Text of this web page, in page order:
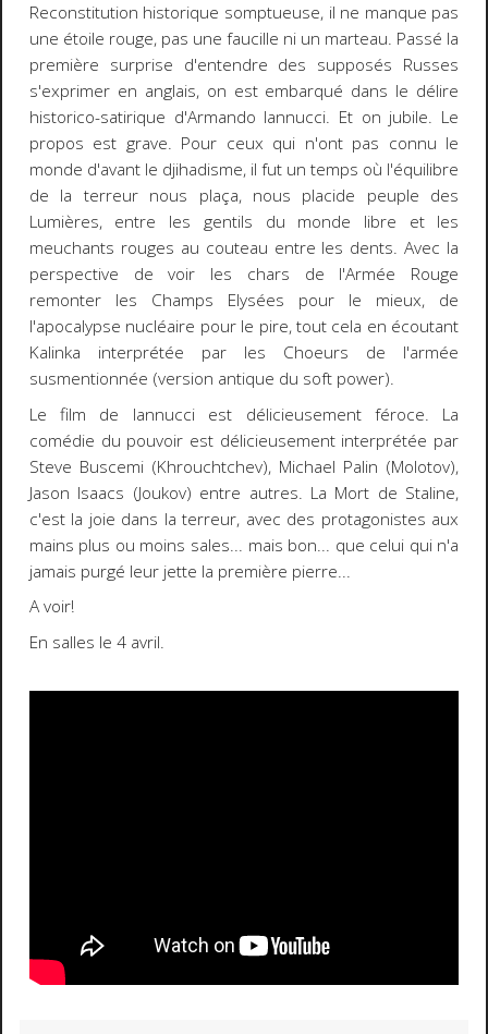
Reconstitution historique somptueuse, il ne manque pas
une étoile rouge, pas une faucille ni un marteau. Passé la
première surprise d'entendre des supposés Russes
s'exprimer en anglais, on est embarqué dans le délire
historico-satirique d'Armando Iannucci. Et on jubile. Le
propos est grave. Pour ceux qui n'ont pas connu le
monde d'avant le djihadisme, il fut un temps où l'équilibre
de la terreur nous plaça, nous placide peuple des
Lumières, entre les gentils du monde libre et les
meuchants rouges au couteau entre les dents. Avec la
perspective de voir les chars de l'Armée Rouge
remonter les Champs Elysées pour le mieux, de
l'apocalypse nucléaire pour le pire, tout cela en écoutant
Kalinka interprétée par les Choeurs de l'armée
susmentionnée (version antique du soft power).
Le film de Iannucci est délicieusement féroce. La
comédie du pouvoir est délicieusement interprétée par
Steve Buscemi (Khrouchtchev), Michael Palin (Molotov),
Jason Isaacs (Joukov) entre autres. La Mort de Staline,
c'est la joie dans la terreur, avec des protagonistes aux
mains plus ou moins sales... mais bon... que celui qui n'a
jamais purgé leur jette la première pierre...
A voir!
En salles le 4 avril.